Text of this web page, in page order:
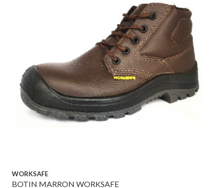
WORKSAFE
BOTIN MARRON WORKSAFE